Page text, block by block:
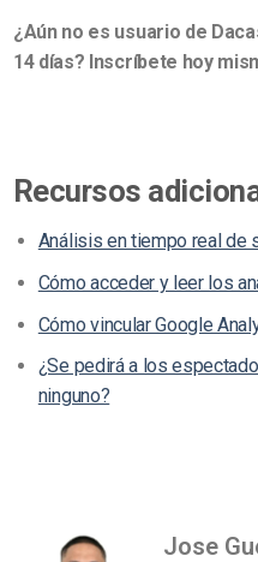
¿Aún no es usuario de
14 días? Inscríbete hoy
Recursos
Análisis en tiempo real de
Cómo acceder y leer los
Cómo vincular Google
¿Se pedirá a los
ninguno?
Jose